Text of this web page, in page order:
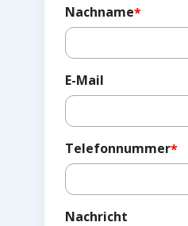
Nachname*
E-Mail
Telefonnummer*
Nachricht